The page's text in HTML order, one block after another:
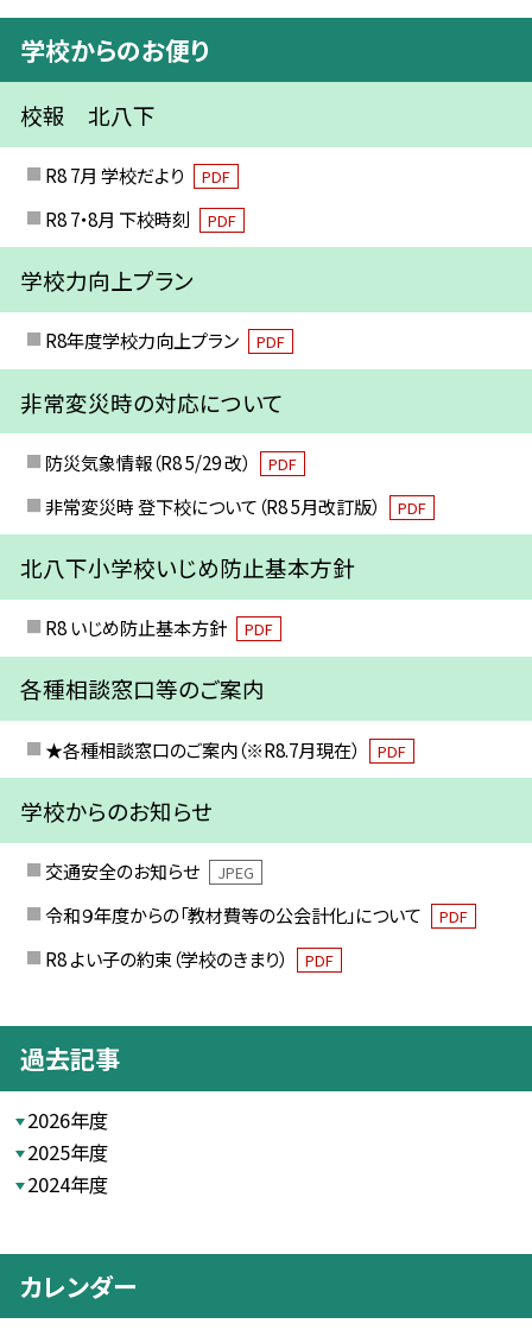
学校からのお便り
校報 北八下
R8 7月 学校だより PDF
R8 7・8月 下校時刻 PDF
学校力向上プラン
R8年度学校力向上プラン PDF
非常変災時の対応について
防災気象情報（R8 5/29 改） PDF
非常変災時 登下校について（R8 5月改訂版） PDF
北八下小学校いじめ防止基本方針
R8 いじめ防止基本方針 PDF
各種相談窓口等のご案内
★各種相談窓口のご案内（※R8.7月現在） PDF
学校からのお知らせ
交通安全のお知らせ JPEG
令和９年度からの「教材費等の公会計化」について PDF
R8 よい子の約束（学校のきまり） PDF
過去記事
2026年度
2025年度
2024年度
カレンダー